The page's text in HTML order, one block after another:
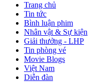
Trang chủ
Tin tức
Bình luận phim
Nhân vật & Sự kiện
Giải thưởng - LHP
Tin phòng vé
Movie Blogs
Việt Nam
Diễn đàn